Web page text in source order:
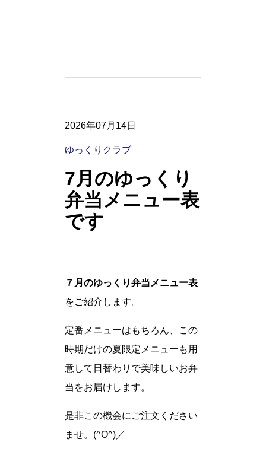
2026年07月14日
ゆっくりクラブ
7月のゆっくり
弁当メニュー表
です
７月のゆっくり弁当メニュー表
をご紹介します。
定番メニューはもちろん、この
時期だけの夏限定メニューも用
意して日替わりで美味しいお弁
当をお届けします。
是非この機会にご注文ください
ませ。(^O^)／